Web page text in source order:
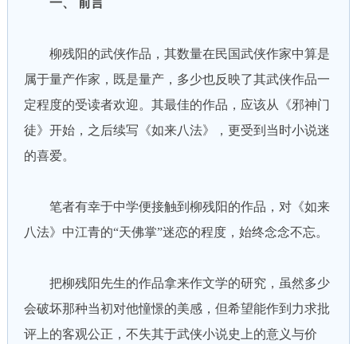
一、 前言
柳残阳的武侠作品，其数量在民国武侠作家中算是
属于量产作家，既是量产，多少也反映了其武侠作品一
定程度的受读者欢迎。其最佳的作品，应该从《邪神门
徒》开始，之后续写《如来八法》，更受到当时小说迷
的喜爱。
笔者有幸于中学便接触到柳残阳的作品，对《如来
八法》中江青的“天佛掌”迷恋的程度，始终念念不忘。
把柳残阳先生的作品拿来作文学的研究，虽然多少
会破坏那种当初对他憧憬的美感，但希望能作到力求批
评上的客观公正，不失其于武侠小说史上的意义与价